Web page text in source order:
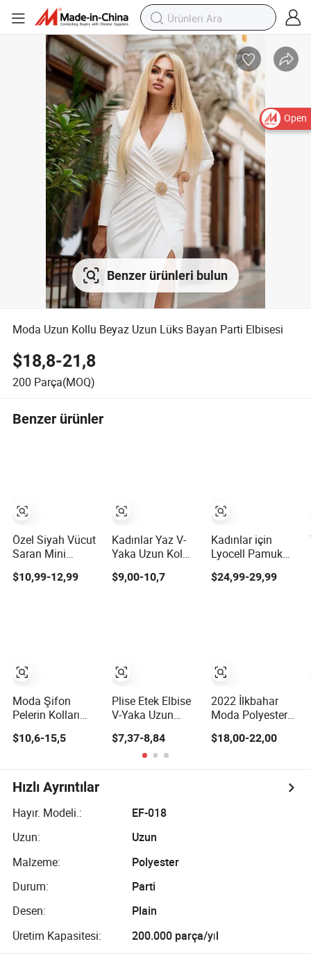
Open
Benzer ürünleri bulun
Moda Uzun Kollu Beyaz Uzun Lüks Bayan Parti Elbisesi
$18,8-21,8
200 Parça(MOQ)
Benzer ürünler
Özel Siyah Vücut
Saran Mini
Cazibeli Elbise
Omuz Açık Kırışık
$10,99-12,99
Moda Şifon
Pelerin Kolları
Bayanlar İnce Şık
Elbisesi
$10,6-15,5
Kadınlar Yaz V-
Yaka Uzun Kol
Volan Kenar
Moda Rahat
$9,00-10,7
Plise Etek Elbise
V-Yaka Uzun
$7,37-8,84
Kadınlar için
Lyocell Pamuk
Leopar Desenli
Uzun Kollu Maxi
$24,99-29,99
2022 İlkbahar
Moda Polyester
Baskılı Pens, İnce
Giyinmek
$18,00-22,00
Hızlı Ayrıntılar
Hayır. Modeli.:
EF-018
Uzun:
Uzun
Malzeme:
Polyester
Durum:
Parti
Desen:
Plain
Üretim Kapasitesi:
200.000 parça/yıl